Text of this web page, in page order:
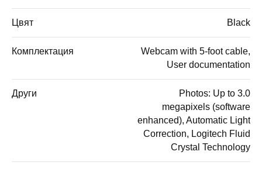
Цвят Black
Комплектация
Webcam with 5-foot cable,
User documentation
Други
Photos: Up to 3.0
megapixels (software
enhanced), Automatic Light
Correction, Logitech Fluid
Crystal Technology